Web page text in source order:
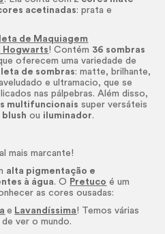
acetinadas: prata e
de Maquiagem
Hogwarts! Contém 36 sombras
oferecem uma variedade de
de sombras: matte, brilhante,
e ultramacio, que se
nas pálpebras. Além disso,
multifuncionais super versáteis
blush ou iluminador.
mais marcante!
alta pigmentação e
à água. O Pretuco é um
as cores ousadas:
e Lavandíssima! Temos várias
ver o mundo.